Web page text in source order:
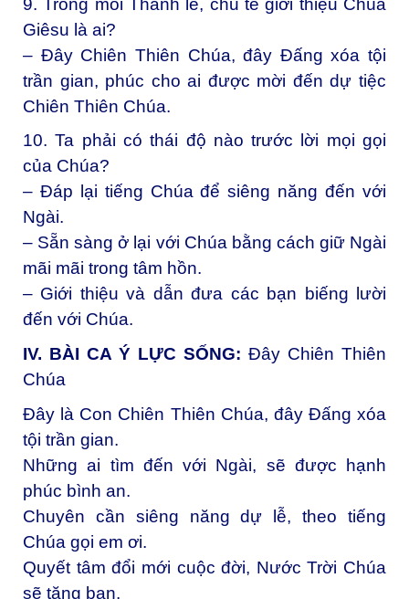
Giêsu là ai?
– Đây Chiên Thiên Chúa, đây Đấng xóa tội
trần gian, phúc cho ai được mời đến dự tiệc
Chiên Thiên Chúa.
10. Ta phải có thái độ nào trước lời mọi gọi
của Chúa?
– Đáp lại tiếng Chúa để siêng năng đến với
Ngài.
– Sẵn sàng ở lại với Chúa bằng cách giữ Ngài
mãi mãi trong tâm hồn.
– Giới thiệu và dẫn đưa các bạn biếng lười
đến với Chúa.
IV. BÀI CA Ý LỰC SỐNG: Đây Chiên Thiên
Chúa
Đây là Con Chiên Thiên Chúa, đây Đấng xóa
tội trần gian.
Những ai tìm đến với Ngài, sẽ được hạnh
phúc bình an.
Chuyên cần siêng năng dự lễ, theo tiếng
Chúa gọi em ơi.
Quyết tâm đổi mới cuộc đời, Nước Trời Chúa
sẽ tặng ban.